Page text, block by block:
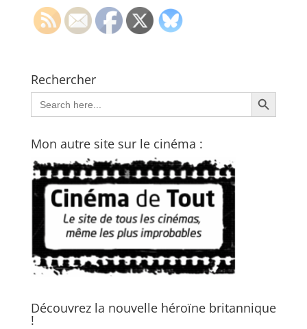
Rechercher
Search
for:
Search Button
Mon autre site sur le cinéma :
Découvrez la nouvelle héroïne britannique
!